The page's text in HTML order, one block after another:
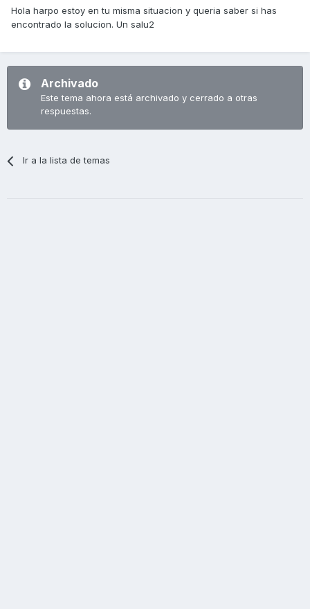
Hola harpo estoy en tu misma situacion y queria saber si has
encontrado la solucion. Un salu2
Archivado
Este tema ahora está archivado y cerrado a otras
respuestas.
Ir a la lista de temas